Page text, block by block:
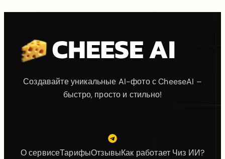
Создавайте уникальные AI-фото с CheeseAI –
быстро, просто и стильно!
О сервисеТарифыОтзывыКак работает Чиз ИИ?